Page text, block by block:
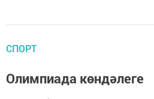
СПОРТ
Олимпиада көндәлеге